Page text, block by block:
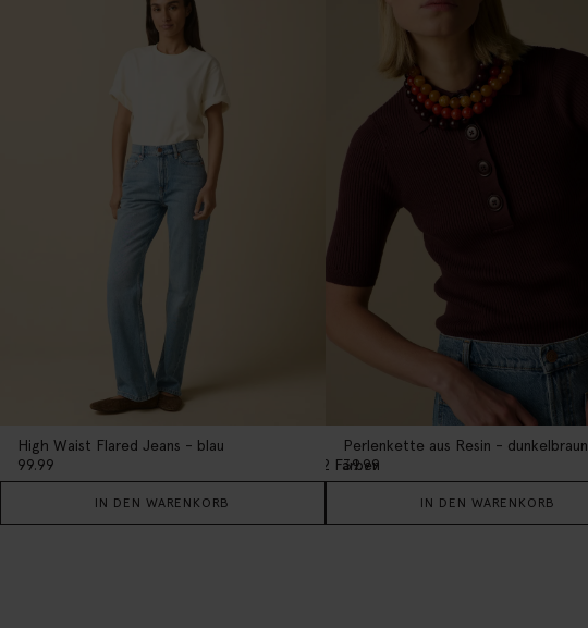
High Waist Flared Jeans - blau
99.99
IN DEN WARENKORB
Perlenkette aus Resin - dunkelbraun
39.99
2 Farben
IN DEN WARENKORB